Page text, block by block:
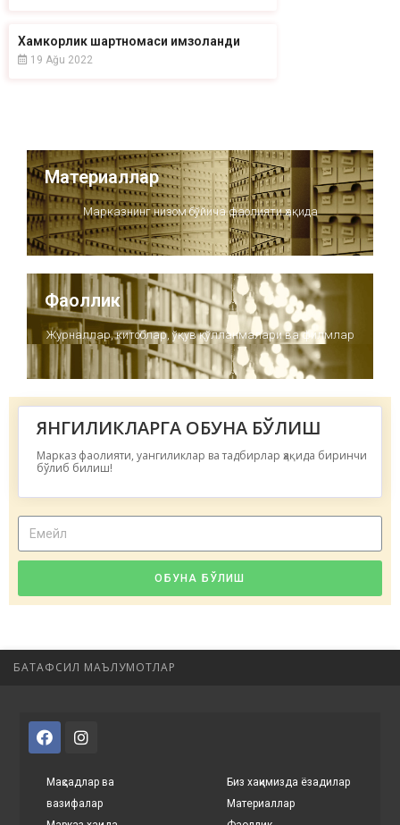
Хамкорлик шартномаси имзоланди
19 Ağu 2022
Материаллар
Марказнинг низом бўйича фаолияти ҳақида
Фаоллик
Журналлар, китоблар, ўқув қўлланмалари ва филмлар
ЯНГИЛИКЛАРГА ОБУНА БЎЛИШ
Марказ фаолияти, уангиликлар ва тадбирлар ҳақида биринчи
бўлиб билиш!
ОБУНА БЎЛИШ
БАТАФСИЛ МАЪЛУМОТЛАР
Мақсадлар ва
вазифалар
Биз хақимизда ёзадилар
Материаллар